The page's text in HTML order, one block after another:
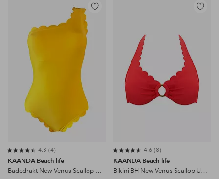
Legg
favoritter
4.3 4
KAANDA Beach life
Badedrakt New Venus Scallop Over One Shoulder Onepiece
Legg
4.6 8
KAANDA Beach life
Bikini BH New Venus Scallop UW Halter Top